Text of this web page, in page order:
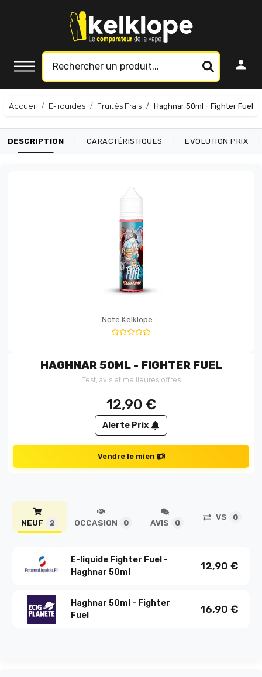
Accueil E-liquides Fruités Frais Haghnar 50ml - Fighter Fuel
DESCRIPTION CARACTÉRISTIQUES EVOLUTION PRIX
Note Kelklope :
HAGHNAR 50ML - FIGHTER FUEL
Test, avis et meilleures offres
12,90 €
Alerte Prix
Vendre le mien
NEUF 2 OCCASION 0 AVIS 0
VS 0
E-liquide Fighter Fuel -
Haghnar 50ml
12,90 €
Haghnar 50ml - Fighter
Fuel
16,90 €